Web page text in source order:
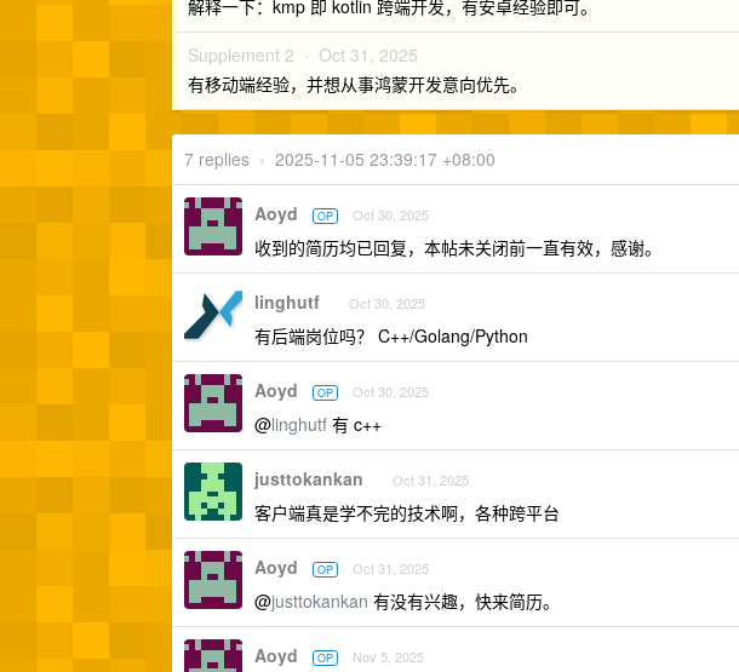
解释一下：kmp 即 kotlin 跨端开发，有安卓经验即可。
Supplement 2 · Oct 31, 2025
有移动端经验，并想从事鸿蒙开发意向优先。
7 replies • 2025-11-05 23:39:17 +08:00
Aoyd OP Oct 30, 2025
收到的简历均已回复，本帖未关闭前一直有效，感谢。
linghutf Oct 30, 2025
有后端岗位吗？ C++/Golang/Python
Aoyd OP Oct 30, 2025
@linghutf 有 c++
justtokankan Oct 31, 2025
客户端真是学不完的技术啊，各种跨平台
Aoyd OP Oct 31, 2025
@justtokankan 有没有兴趣，快来简历。
Aoyd OP Nov 5, 2025